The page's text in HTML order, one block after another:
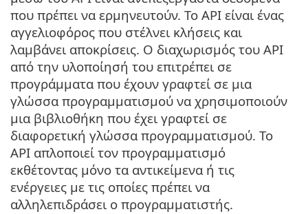
που πρέπει να ερμηνευτούν. Το API είναι ένας
αγγελιοφόρος που στέλνει κλήσεις και
λαμβάνει αποκρίσεις. Ο διαχωρισμός του API
από την υλοποίησή του επιτρέπει σε
προγράμματα που έχουν γραφτεί σε μια
γλώσσα προγραμματισμού να χρησιμοποιούν
μια βιβλιοθήκη που έχει γραφτεί σε
διαφορετική γλώσσα προγραμματισμού. Το
API απλοποιεί τον προγραμματισμό
εκθέτοντας μόνο τα αντικείμενα ή τις
ενέργειες με τις οποίες πρέπει να
αλληλεπιδράσει ο προγραμματιστής.